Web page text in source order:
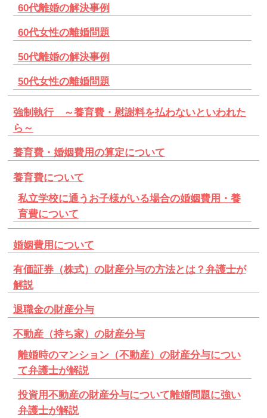
60代離婚の解決事例
60代女性の離婚問題
50代離婚の解決事例
50代女性の離婚問題
強制執行 ～養育費・慰謝料を払わないといわれた
ら～
養育費・婚姻費用の算定について
養育費について
私立学校に通うお子様がいる場合の婚姻費用・養
育費について
婚姻費用について
有価証券（株式）の財産分与の方法とは？弁護士が
解説
退職金の財産分与
不動産（持ち家）の財産分与
離婚時のマンション（不動産）の財産分与につい
て弁護士が解説
投資用不動産の財産分与について離婚問題に強い
弁護士が解説